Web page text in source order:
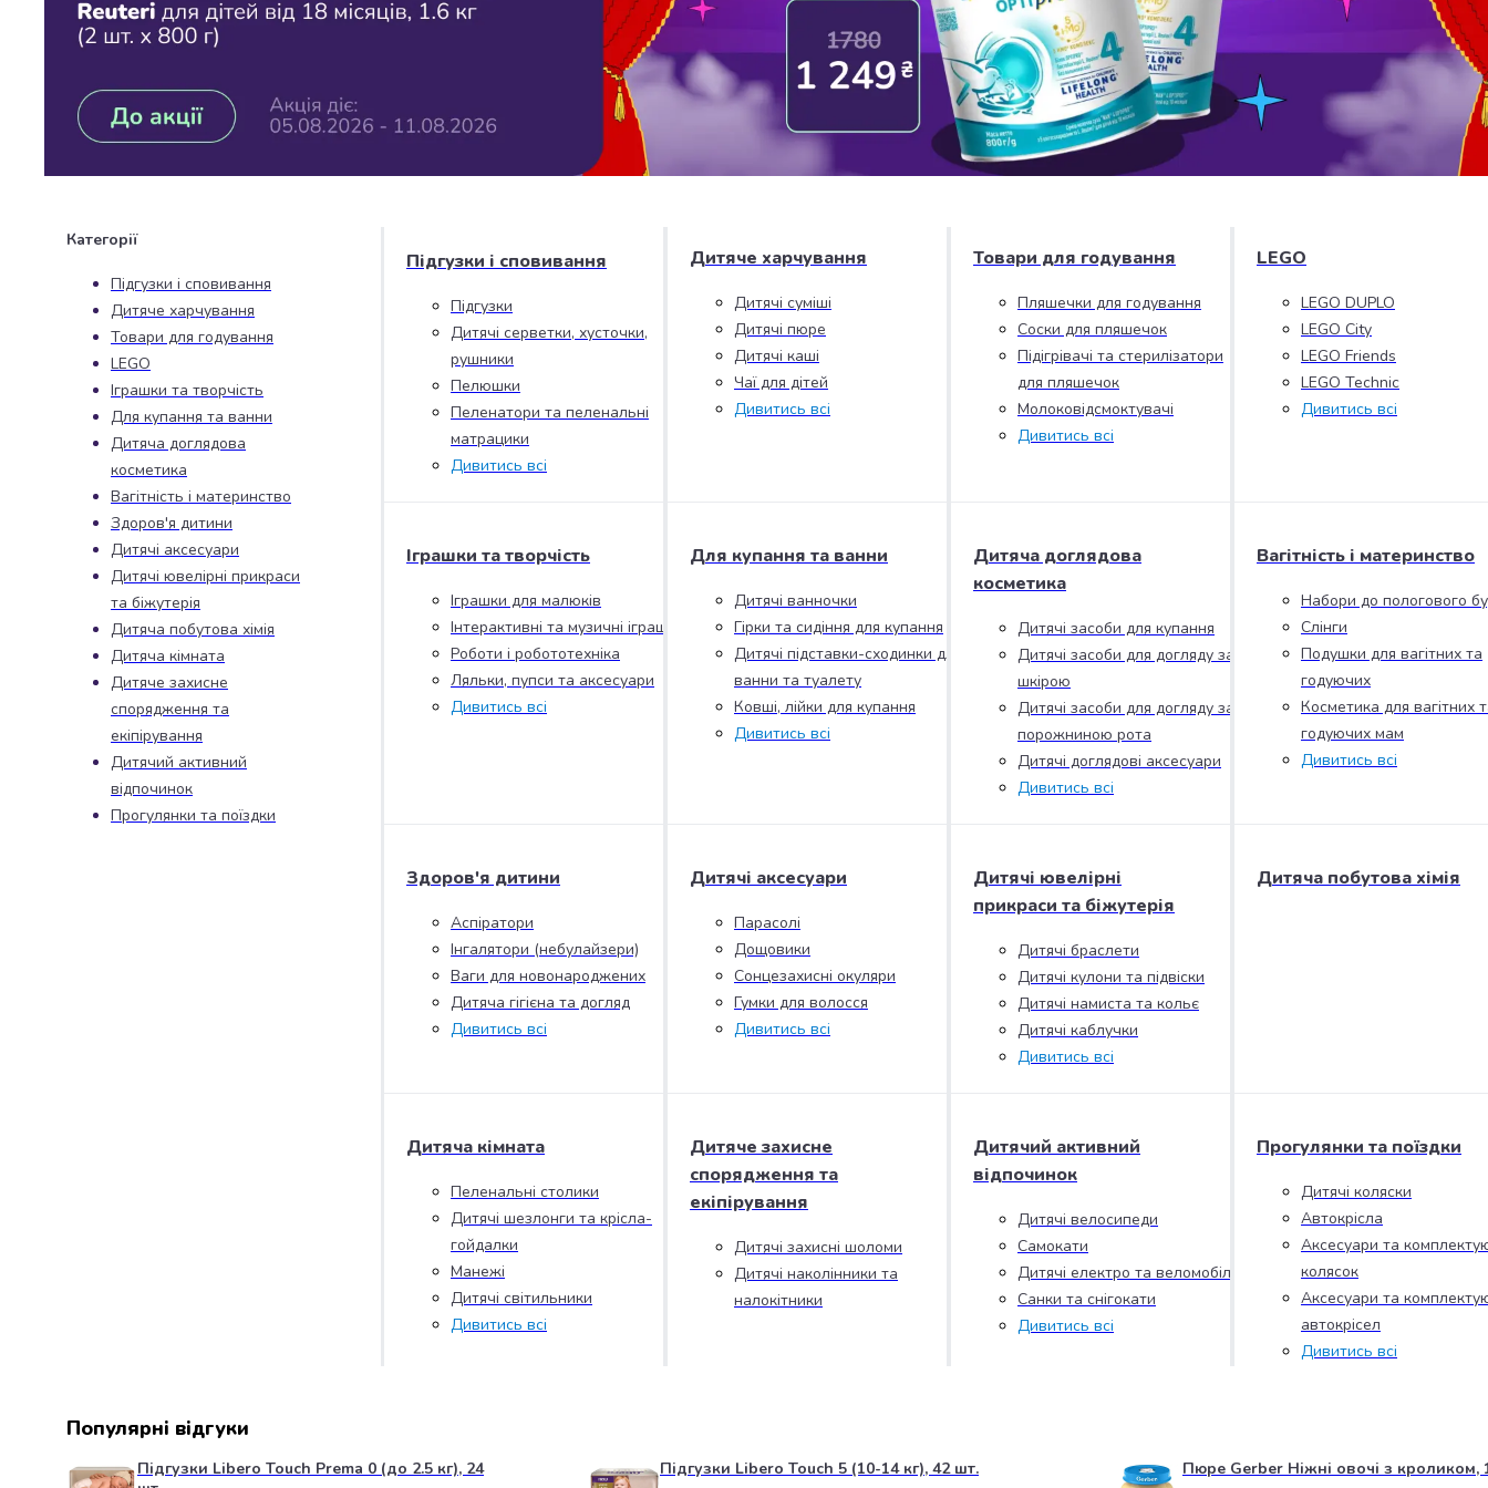
Джин
Ром
мескаль
Лікери
і
наливки
Саке
і
азійський
алкоголь
Слабоалкогольні
напої
Сидри
та
меди
Подарункові
набори
алкоголю
Продукти
Бакалія
Олія
Макаронні
вироби
Сухі
сніданки
Їжа
швидкого
Рис
Гречана
Категорії
Підгузки і сповивання
Дитяче харчування
Товари для годування
LEGO
Іграшки та творчість
Для купання та ванни
Дитяча доглядова
косметика
Вагітність і материнство
Здоров'я дитини
Дитячі аксесуари
Дитячі ювелірні прикраси
та біжутерія
Дитяча побутова хімія
Дитяча кімната
Дитяче захисне
спорядження та
екіпірування
Дитячий активний
відпочинок
Прогулянки та поїздки
Підгузки і сповивання
Підгузки
Дитячі серветки, хусточки,
рушники
Пелюшки
Пеленатори та пеленальні
матрацики
Дивитись всі
Дитяче харчування
Дитячі суміші
Дитячі пюре
Дитячі каші
Чаї для дітей
Дивитись всі
Товари для годування
Пляшечки для годування
Соски для пляшечок
Підігрівачі та стерилізатори
для пляшечок
Молоковідсмоктувачі
Дивитись всі
LEGO
LEGO DUPLO
LEGO City
LEGO Friends
LEGO Technic
Дивитись всі
Іграшки та творчість
Іграшки для малюків
Інтерактивні та музичні іграшки
Роботи і робототехніка
Ляльки, пупси та аксесуари
Дивитись всі
Для купання та ванни
Дитячі ванночки
Гірки та сидіння для купання
Дитячі підставки-сходинки для
ванни та туалету
Ковші, лійки для купання
Дивитись всі
Дитяча доглядова
косметика
Дитячі засоби для купання
Дитячі засоби для догляду за
шкірою
Дитячі засоби для догляду за
порожниною рота
Дитячі доглядові аксесуари
Дивитись всі
Вагітність і материнство
Набори до пологового
Слінги
Подушки для вагітних та
годуючих
Косметика для вагітних
годуючих мам
Дивитись всі
Здоров'я дитини
Аспіратори
Інгалятори (небулайзери)
Ваги для новонароджених
Дитяча гігієна та догляд
Дивитись всі
Дитячі аксесуари
Парасолі
Дощовики
Сонцезахисні окуляри
Гумки для волосся
Дивитись всі
Дитячі ювелірні
прикраси та біжутерія
Дитячі браслети
Дитячі кулони та підвіски
Дитячі намиста та кольє
Дитячі каблучки
Дивитись всі
Дитяча побутова хімія
Дитяча кімната
Пеленальні столики
Дитячі шезлонги та крісла-
гойдалки
Манежі
Дитячі світильники
Дивитись всі
Дитяче захисне
спорядження та
екіпірування
Дитячі захисні шоломи
Дитячі наколінники та
налокітники
Дитячий активний
відпочинок
Дитячі велосипеди
Самокати
Дитячі електро та веломобілі
Санки та снігокати
Дивитись всі
Прогулянки та поїздки
Дитячі коляски
Автокрісла
Аксесуари та
колясок
Аксесуари та
автокрісел
Дивитись всі
Популярні відгуки
Підгузки Libero Touch Prema 0 (до 2.5 кг), 24
Підгузки Libero Touch 5 (10-14 кг), 42 шт. Пюре Gerber Ніжні овочі з кроликом,